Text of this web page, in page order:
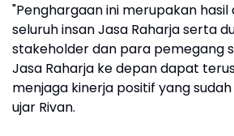
"Penghargaan ini merupakan
seluruh insan Jasa Raharja serta
stakeholder dan para pemegang
Jasa Raharja ke depan dapat
menjaga kinerja positif yang sudah
ujar Rivan.